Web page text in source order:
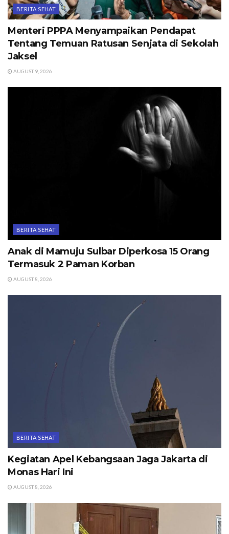
BERITA SEHAT
Menteri PPPA Menyampaikan Pendapat
Tentang Temuan Ratusan Senjata di Sekolah
Jaksel
AUGUST 9, 2026
BERITA SEHAT
Anak di Mamuju Sulbar Diperkosa 15 Orang
Termasuk 2 Paman Korban
AUGUST 8, 2026
BERITA SEHAT
Kegiatan Apel Kebangsaan Jaga Jakarta di
Monas Hari Ini
AUGUST 8, 2026